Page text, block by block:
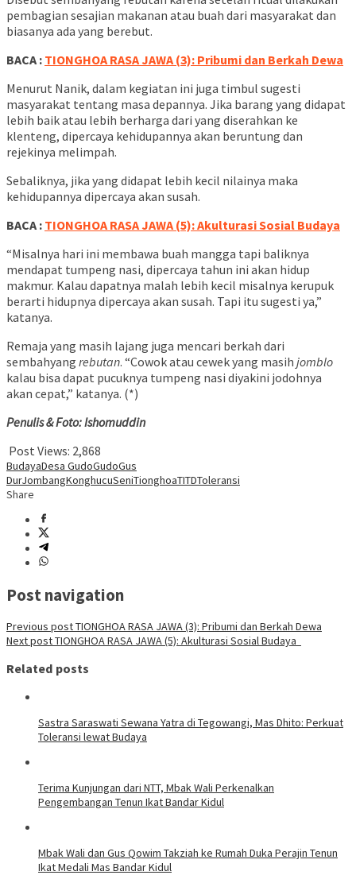
pembagian sesajian makanan atau buah dari masyarakat dan
biasanya ada yang berebut.
BACA : TIONGHOA RASA JAWA (3): Pribumi dan Berkah Dewa
Menurut Nanik, dalam kegiatan ini juga timbul sugesti
masyarakat tentang masa depannya. Jika barang yang didapat
lebih baik atau lebih berharga dari yang diserahkan ke
klenteng, dipercaya kehidupannya akan beruntung dan
rejekinya melimpah.
Sebaliknya, jika yang didapat lebih kecil nilainya maka
kehidupannya dipercaya akan susah.
BACA : TIONGHOA RASA JAWA (5): Akulturasi Sosial Budaya
“Misalnya hari ini membawa buah mangga tapi baliknya
mendapat tumpeng nasi, dipercaya tahun ini akan hidup
makmur. Kalau dapatnya malah lebih kecil misalnya kerupuk
berarti hidupnya dipercaya akan susah. Tapi itu sugesti ya,”
katanya.
Remaja yang masih lajang juga mencari berkah dari
sembahyang rebutan. “Cowok atau cewek yang masih jomblo
kalau bisa dapat pucuknya tumpeng nasi diyakini jodohnya
akan cepat,” katanya. (*)
Penulis & Foto: Ishomuddin
Post Views: 2,868
BudayaDesa GudoGudoGus
DurJombangKonghucuSeniTionghoaTITDToleransi
Share
Post navigation
Previous postTIONGHOA RASA JAWA (3): Pribumi dan Berkah Dewa
Next postTIONGHOA RASA JAWA (5): Akulturasi Sosial Budaya
Related posts
Sastra Saraswati Sewana Yatra di Tegowangi, Mas Dhito: Perkuat
Toleransi lewat Budaya
Terima Kunjungan dari NTT, Mbak Wali Perkenalkan
Pengembangan Tenun Ikat Bandar Kidul
Mbak Wali dan Gus Qowim Takziah ke Rumah Duka Perajin Tenun
Ikat Medali Mas Bandar Kidul